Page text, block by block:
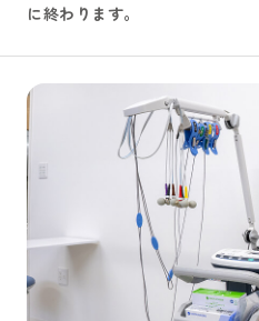
に終わります。